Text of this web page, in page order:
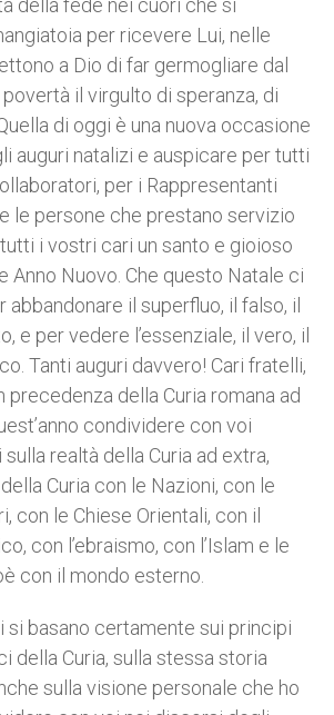
della fede nei cuori che si
per ricevere Lui, nelle
a Dio di far germogliare dal
il virgulto di speranza, di
di oggi è una nuova occasione
auguri natalizi e auspicare per tutti
per i Rappresentanti
le persone che prestano servizio
i vostri cari un santo e gioioso
Anno Nuovo. Che questo Natale ci
abbandonare il superfluo, il falso, il
e per vedere l’essenziale, il vero, il
Tanti auguri davvero! Cari fratelli,
precedenza della Curia romana ad
condividere con voi
realtà della Curia ad extra,
Curia con le Nazioni, con le
con le Chiese Orientali, con il
con l’ebraismo, con l’Islam e le
con il mondo esterno.
si basano certamente sui principi
della Curia, sulla stessa storia
sulla visione personale che ho